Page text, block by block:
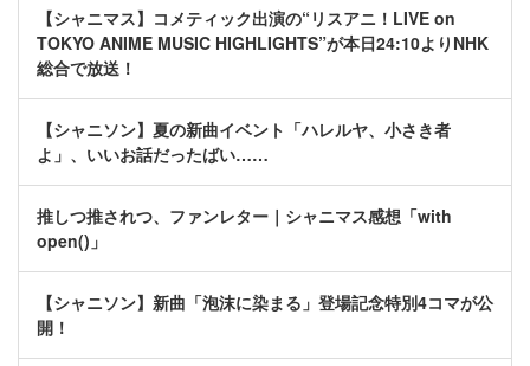
【シャニマス】コメティック出演の“リスアニ！LIVE on
TOKYO ANIME MUSIC HIGHLIGHTS”が本日24:10よりNHK
総合で放送！
【シャニソン】夏の新曲イベント「ハレルヤ、小さき者
よ」、いいお話だったばい……
推しつ推されつ、ファンレター｜シャニマス感想「with
open()」
【シャニソン】新曲「泡沫に染まる」登場記念特別4コマが公
開！